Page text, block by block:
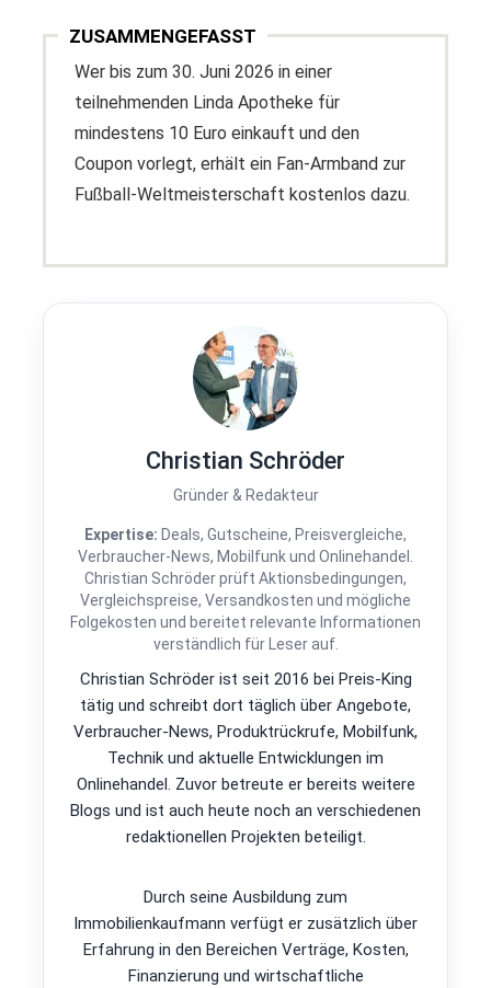
ZUSAMMENGEFASST
Wer bis zum 30. Juni 2026 in einer
teilnehmenden Linda Apotheke für
mindestens 10 Euro einkauft und den
Coupon vorlegt, erhält ein Fan-Armband zur
Fußball-Weltmeisterschaft kostenlos dazu.
Christian Schröder
Gründer & Redakteur
Expertise: Deals, Gutscheine, Preisvergleiche,
Verbraucher-News, Mobilfunk und Onlinehandel.
Christian Schröder prüft Aktionsbedingungen,
Vergleichspreise, Versandkosten und mögliche
Folgekosten und bereitet relevante Informationen
verständlich für Leser auf.
Christian Schröder ist seit 2016 bei Preis-King
tätig und schreibt dort täglich über Angebote,
Verbraucher-News, Produktrückrufe, Mobilfunk,
Technik und aktuelle Entwicklungen im
Onlinehandel. Zuvor betreute er bereits weitere
Blogs und ist auch heute noch an verschiedenen
redaktionellen Projekten beteiligt.
Durch seine Ausbildung zum
Immobilienkaufmann verfügt er zusätzlich über
Erfahrung in den Bereichen Verträge, Kosten,
Finanzierung und wirtschaftliche